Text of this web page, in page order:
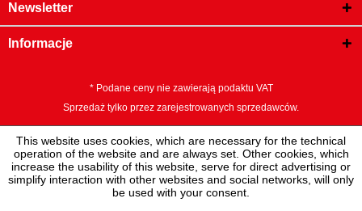
Newsletter
Informacje
* Podane ceny nie zawierają podaktu VAT
Sprzedaż tylko przez zarejestrowanych sprzedawców.
This website uses cookies, which are necessary for the technical
operation of the website and are always set. Other cookies, which
increase the usability of this website, serve for direct advertising or
simplify interaction with other websites and social networks, will only
be used with your consent.